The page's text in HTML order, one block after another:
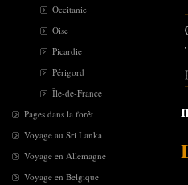
Occitanie
Oise
Picardie
Périgord
Île-de-France
Pages dans la forêt
Voyage au Sri Lanka
Voyage en Allemagne
Voyage en Belgique